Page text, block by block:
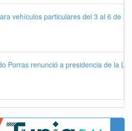
vehículos particulares del 3 al 6 de
Porras renunció a presidencia de la